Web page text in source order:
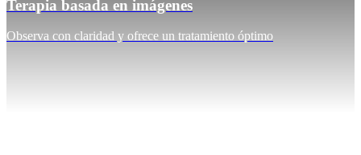
Terapia basada en imágenes
Observa con claridad y ofrece un tratamiento óptimo